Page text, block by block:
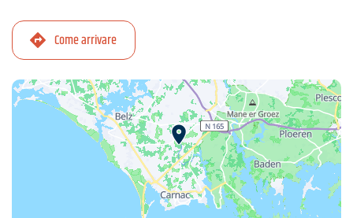
Come arrivare